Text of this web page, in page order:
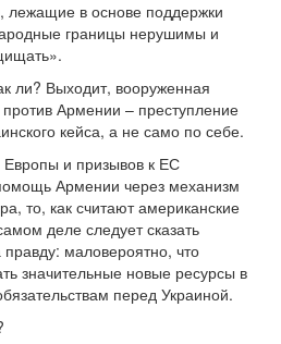
лежащие в основе поддержки
границы нерушимы и
ли? Выходит, вооруженная
Армении – преступление
кейса, а не само по себе.
Европы и призывов к ЕС
Армении через механизм
то, как считают американские
деле следует сказать
маловероятно, что
значительные новые ресурсы в
перед Украиной.